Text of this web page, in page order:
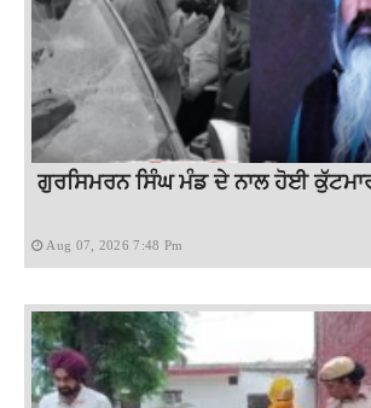
ਗੁਰਸਿਮਰਨ ਸਿੰਘ ਮੰਡ ਦੇ ਨਾਲ ਹੋਈ
Aug 07, 2026 7:48 Pm